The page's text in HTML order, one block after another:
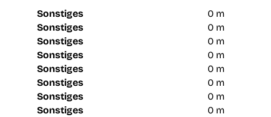
Sonstiges
0 m
Sonstiges
0 m
Sonstiges
0 m
Sonstiges
0 m
Sonstiges
0 m
Sonstiges
0 m
Sonstiges
0 m
Sonstiges
0 m